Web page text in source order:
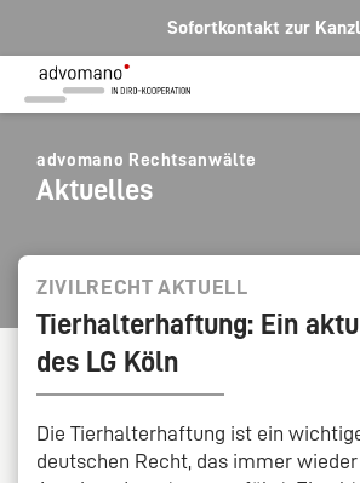
Sofortkontakt zur
Ihre Rechtsberatung in Hagen und
Ihr direkter Kontakt zu uns
Telefon Hagen
+49 2331 91599-0
Per E-Mail für Sie da.
mail@advomano.de
advomano Rechtsanwälte
Aktuelles
ZIVILRECHT AKTUELL
Tierhalterhaftung: Ein
des LG Köln
Die Tierhalterhaftung ist ein
deutschen Recht, das immer